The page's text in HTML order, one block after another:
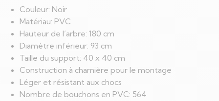
Couleur: Noir
Matériau: PVC
Hauteur de l’arbre: 180 cm
Diamètre inférieur: 93 cm
Taille du support: 40 x 40 cm
Construction à charnière pour le montage
Léger et résistant aux chocs
Nombre de bouchons en PVC: 564
sur
Facebook
sur
X